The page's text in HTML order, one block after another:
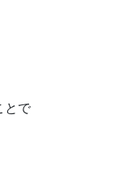
とで